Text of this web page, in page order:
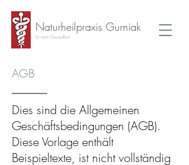
für mehr Gesundheit
Naturheilpraxis Gurniak
AGB
Dies sind die Allgemeinen
Geschäftsbedingungen (AGB).
Diese Vorlage enthält
Beispieltexte, ist nicht vollständig